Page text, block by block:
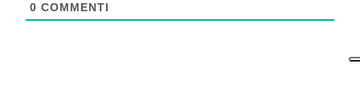
0 COMMENTI